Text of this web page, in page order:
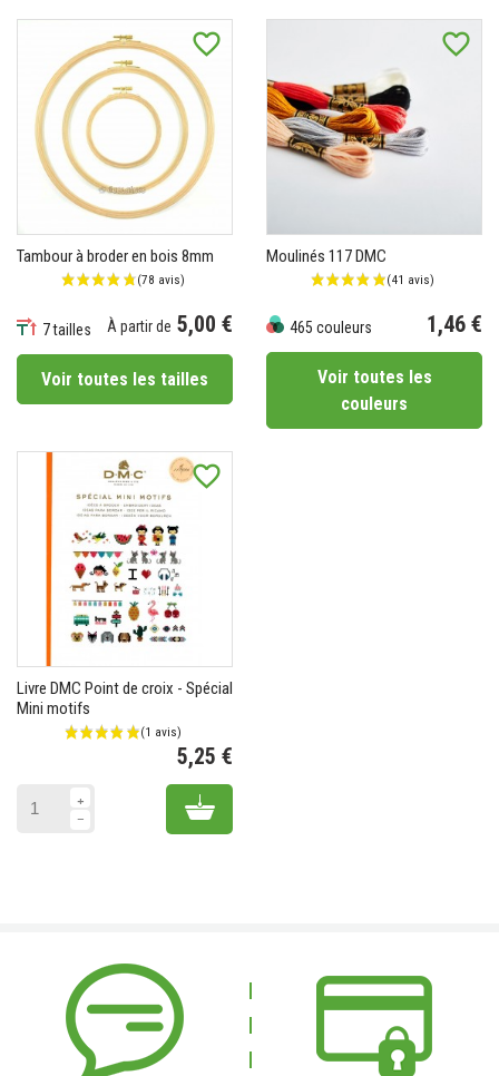
favorite_border
Tambour à broder en bois 8mm
7 tailles À partir de 5,00 €
Voir toutes les tailles
favorite_border
Moulinés 117 DMC
465 couleurs 1,46 €
Voir toutes les
couleurs
favorite_border
Livre DMC Point de croix - Spécial
Mini motifs
5,25 €
Add to cart